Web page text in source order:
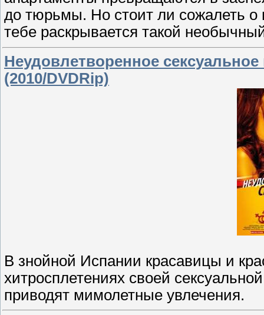
до тюрьмы. Но стоит ли сожалеть о
тебе раскрывается такой
Неудовлетворенное
(2010/DVDRip)
В знойной Испании красавицы и
хитросплетениях своей
приводят мимолетные увлечения.